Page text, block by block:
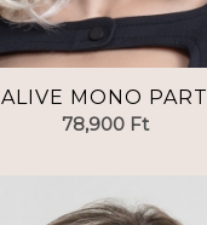
ALIVE MONO PART
78,900 Ft